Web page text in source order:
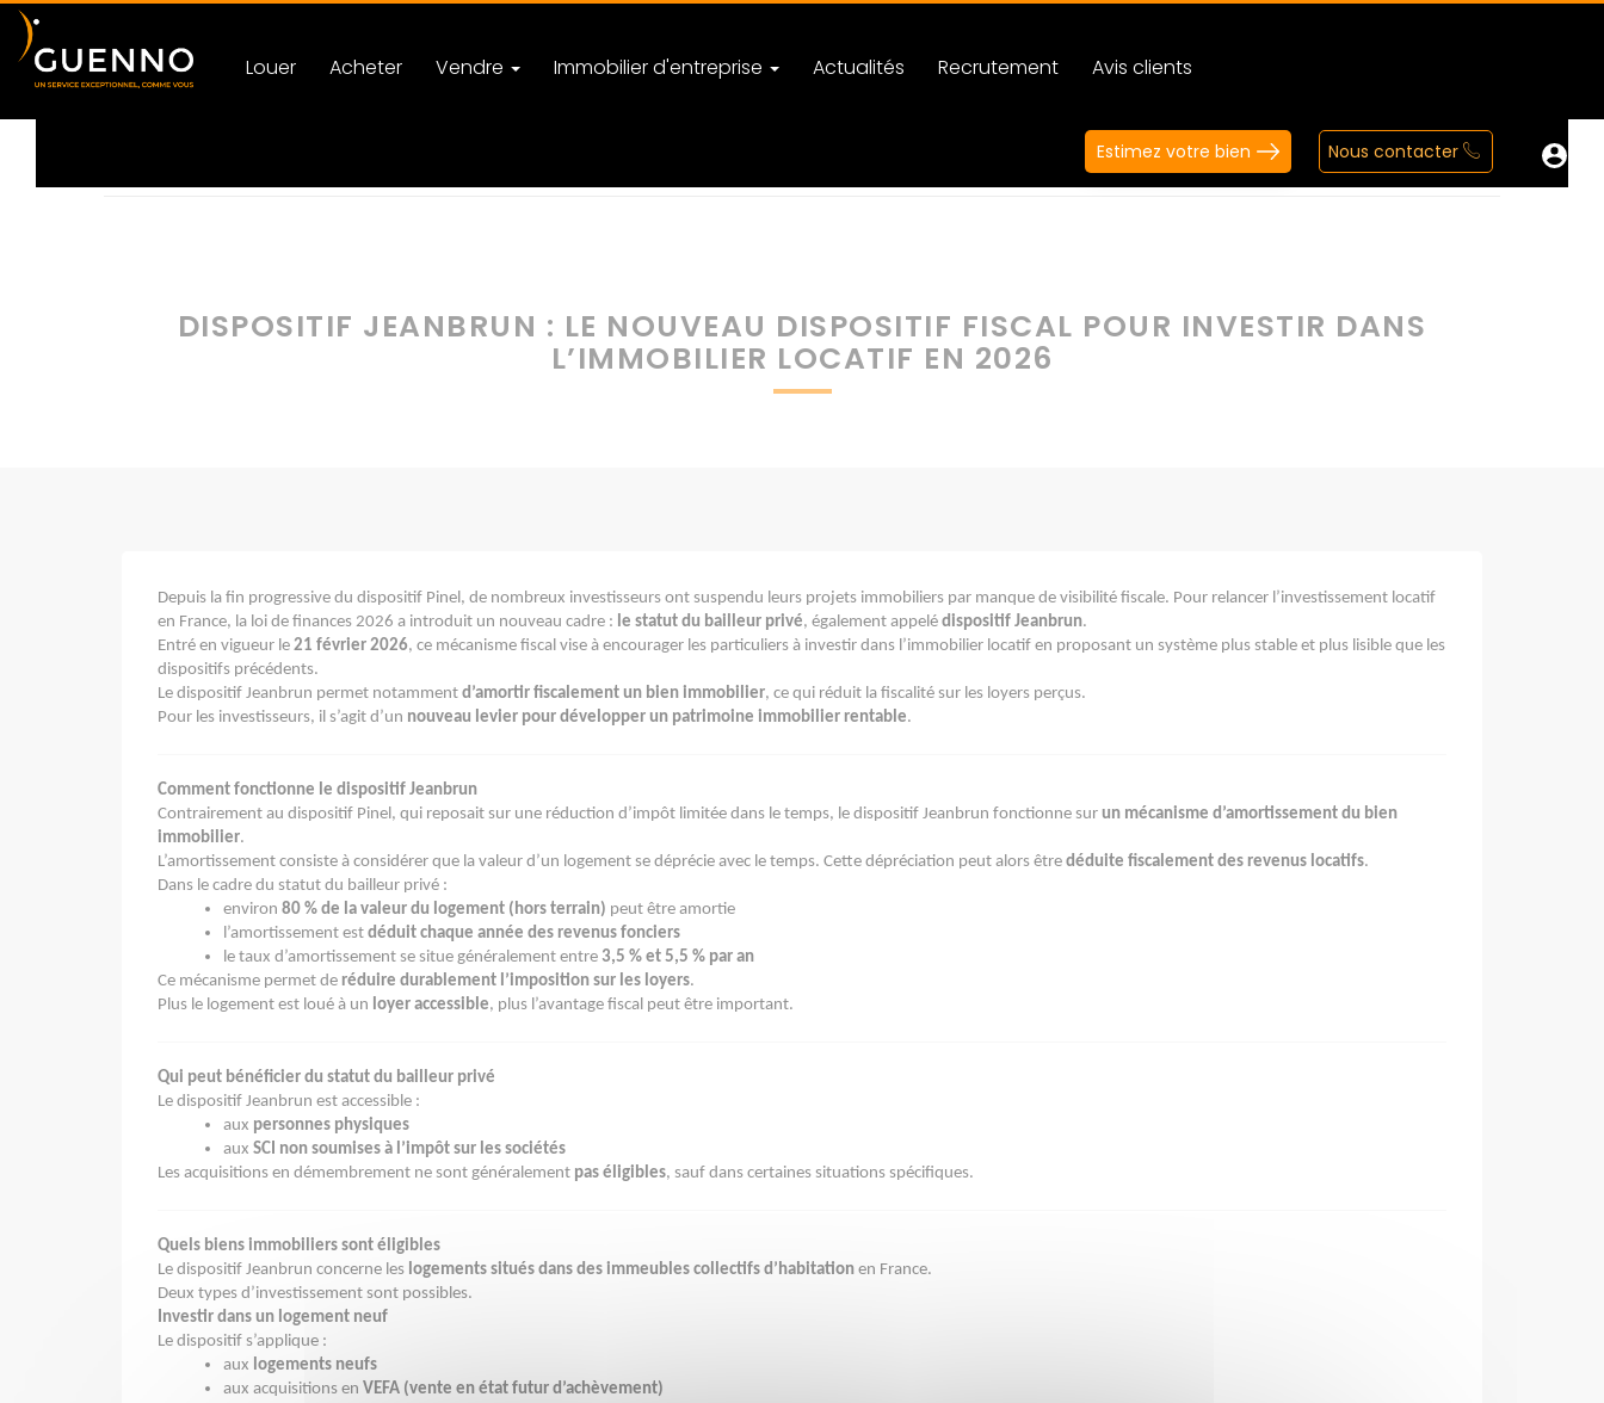
Louer Acheter Vendre Immobilier d'entreprise Actualités Recrutement Avis clients
Estimez votre bien Nous contacter
Dispositif Jeanbrun : le nouveau dispositif fiscal pour investir dans l’immobilier locatif en 2026
DISPOSITIF JEANBRUN : LE NOUVEAU DISPOSITIF FISCAL POUR INVESTIR DANS
L’IMMOBILIER LOCATIF EN 2026
Depuis la fin progressive du dispositif Pinel, de nombreux investisseurs ont suspendu leurs projets immobiliers par manque de visibilité fiscale. Pour relancer l’investissement locatif
en France, la loi de finances 2026 a introduit un nouveau cadre : le statut du bailleur privé, également appelé dispositif Jeanbrun.
Entré en vigueur le 21 février 2026, ce mécanisme fiscal vise à encourager les particuliers à investir dans l’immobilier locatif en proposant un système plus stable et plus lisible que les
dispositifs précédents.
Le dispositif Jeanbrun permet notamment d’amortir fiscalement un bien immobilier, ce qui réduit la fiscalité sur les loyers perçus.
Pour les investisseurs, il s’agit d’un nouveau levier pour développer un patrimoine immobilier rentable.
Comment fonctionne le dispositif Jeanbrun
Contrairement au dispositif Pinel, qui reposait sur une réduction d’impôt limitée dans le temps, le dispositif Jeanbrun fonctionne sur un mécanisme d’amortissement du bien
immobilier.
L’amortissement consiste à considérer que la valeur d’un logement se déprécie avec le temps. Cette dépréciation peut alors être déduite fiscalement des revenus locatifs.
Dans le cadre du statut du bailleur privé :
environ 80 % de la valeur du logement (hors terrain) peut être amortie
l’amortissement est déduit chaque année des revenus fonciers
le taux d’amortissement se situe généralement entre 3,5 % et 5,5 % par an
Ce mécanisme permet de réduire durablement l’imposition sur les loyers.
Plus le logement est loué à un loyer accessible, plus l’avantage fiscal peut être important.
Qui peut bénéficier du statut du bailleur privé
Le dispositif Jeanbrun est accessible :
aux personnes physiques
aux SCI non soumises à l’impôt sur les sociétés
Les acquisitions en démembrement ne sont généralement pas éligibles, sauf dans certaines situations spécifiques.
Quels biens immobiliers sont éligibles
Le dispositif Jeanbrun concerne les logements situés dans des immeubles collectifs d’habitation en France.
Deux types d’investissement sont possibles.
Investir dans un logement neuf
Le dispositif s’applique :
aux logements neufs
aux acquisitions en VEFA (vente en état futur d’achèvement)